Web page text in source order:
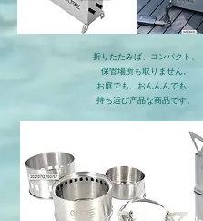
折りたたみば、コンパクト、
保管場所も取りません。
お庭でも、おんんんでも、
​持ち运び产品な商品です。